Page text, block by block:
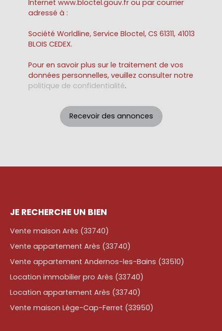
Internet www.bloctel.gouv.fr ou par courrier
adressé à :
Société Worldline, Service Bloctel, CS 61311, 41013
BLOIS CEDEX.
Pour en savoir plus sur le traitement de vos
données personnelles, veuillez consulter notre
politique de confidentialité.
Recevoir des annonces
JE RECHERCHE UN BIEN
Vente maison Arès (33740)
Vente appartement Arès (33740)
Vente appartement Andernos-les-Bains (33510)
Location immobilier pro Arès (33740)
Location appartement Arès (33740)
Vente maison Lège-Cap-Ferret (33950)